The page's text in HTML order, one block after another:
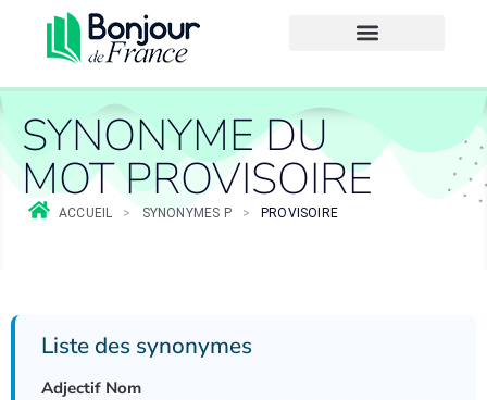
SYNONYME DU
MOT PROVISOIRE
ACCUEIL > SYNONYMES P > PROVISOIRE
Liste des synonymes
Adjectif Nom